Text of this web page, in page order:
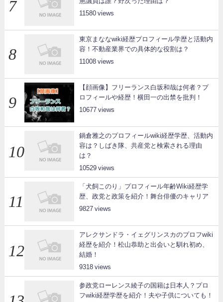
11580
東京まななwiki経歴プロフィール学歴と活動内
容！不動産業界での具体的な役割は？
11008
【顔画像】フリーランス白坂和哉は何者？プ
ロフィールや経歴！横田一の出禁を批判！
10677
鍋倉雅之のプロフィールwiki経歴学歴、活動内
容は？しばき隊、共産党と検索される理由
は？
10529
「犬飼このり」プロフィール年齢Wiki経歴学
歴、政党と政策を紹介！舞台俳優のキャリア
9827
アレクサンドラ・イェグリンスカのプロフwiki
経歴を紹介！松山恭助と出会いと馴れ初め、
結婚！
9318
参政党ローレンス綾子の国籍は日本人？プロ
フwiki経歴学歴を紹介！夫や子供についても！